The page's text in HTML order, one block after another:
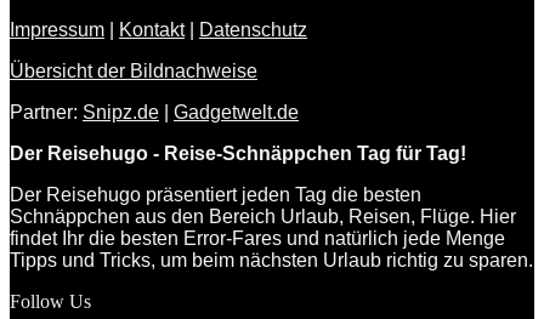
Impressum
Kontakt|
Datenschutz
Übersicht der Bildnachweise
Partner: Snipz.de
Gadgetwelt.de
Der Reisehugo - Reise-Schnäppchen Tag für Tag!
Der Reisehugo präsentiert jeden Tag die besten
Schnäppchen aus den Bereich Urlaub, Reisen, Flüge. Hier
findet Ihr die besten Error-Fares und natürlich jede Menge
Tipps und Tricks, um beim nächsten Urlaub richtig zu sparen.
Follow Us